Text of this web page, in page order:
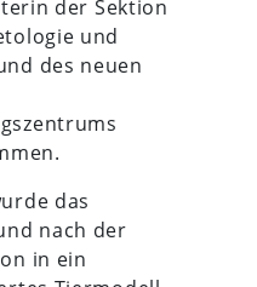
der Sektion
und
des neuen
das
nach der
in ein